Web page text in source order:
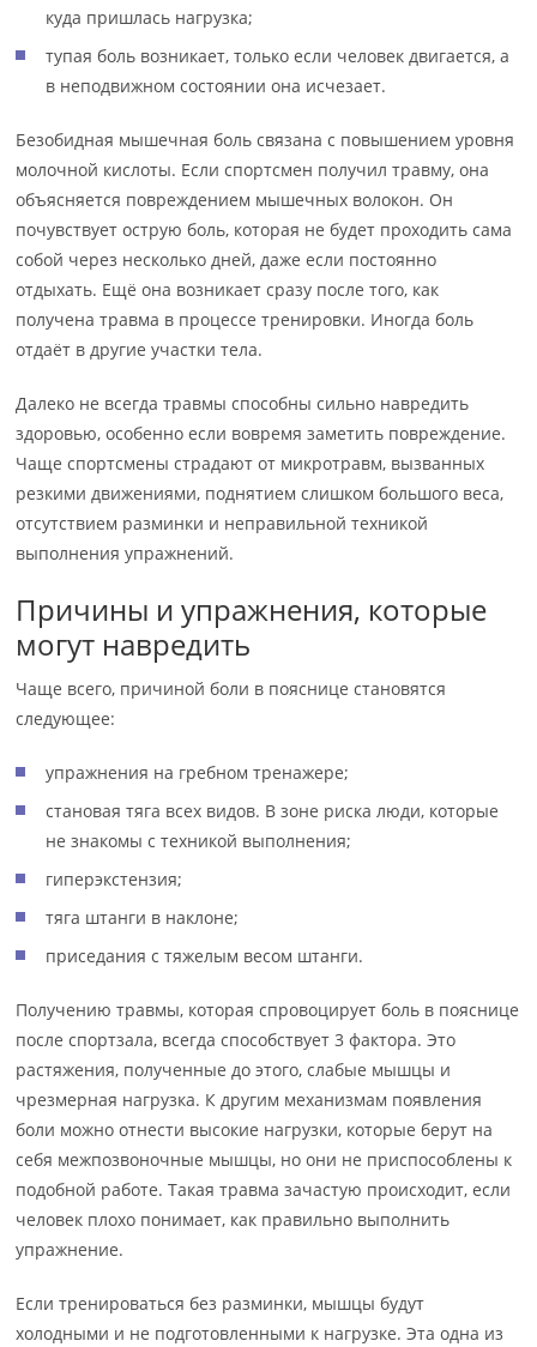
куда пришлась нагрузка;
тупая боль возникает, только если человек двигается, а
в неподвижном состоянии она исчезает.
Безобидная мышечная боль связана с повышением уровня
молочной кислоты. Если спортсмен получил травму, она
объясняется повреждением мышечных волокон. Он
почувствует острую боль, которая не будет проходить сама
собой через несколько дней, даже если постоянно
отдыхать. Ещё она возникает сразу после того, как
получена травма в процессе тренировки. Иногда боль
отдаёт в другие участки тела.
Далеко не всегда травмы способны сильно навредить
здоровью, особенно если вовремя заметить повреждение.
Чаще спортсмены страдают от микротравм, вызванных
резкими движениями, поднятием слишком большого веса,
отсутствием разминки и неправильной техникой
выполнения упражнений.
Причины и упражнения, которые
могут навредить
Чаще всего, причиной боли в пояснице становятся
следующее:
упражнения на гребном тренажере;
становая тяга всех видов. В зоне риска люди, которые
не знакомы с техникой выполнения;
гиперэкстензия;
тяга штанги в наклоне;
приседания с тяжелым весом штанги.
Получению травмы, которая спровоцирует боль в пояснице
после спортзала, всегда способствует 3 фактора. Это
растяжения, полученные до этого, слабые мышцы и
чрезмерная нагрузка. К другим механизмам появления
боли можно отнести высокие нагрузки, которые берут на
себя межпозвоночные мышцы, но они не приспособлены к
подобной работе. Такая травма зачастую происходит, если
человек плохо понимает, как правильно выполнить
упражнение.
Если тренироваться без разминки, мышцы будут
холодными и не подготовленными к нагрузке. Эта одна из